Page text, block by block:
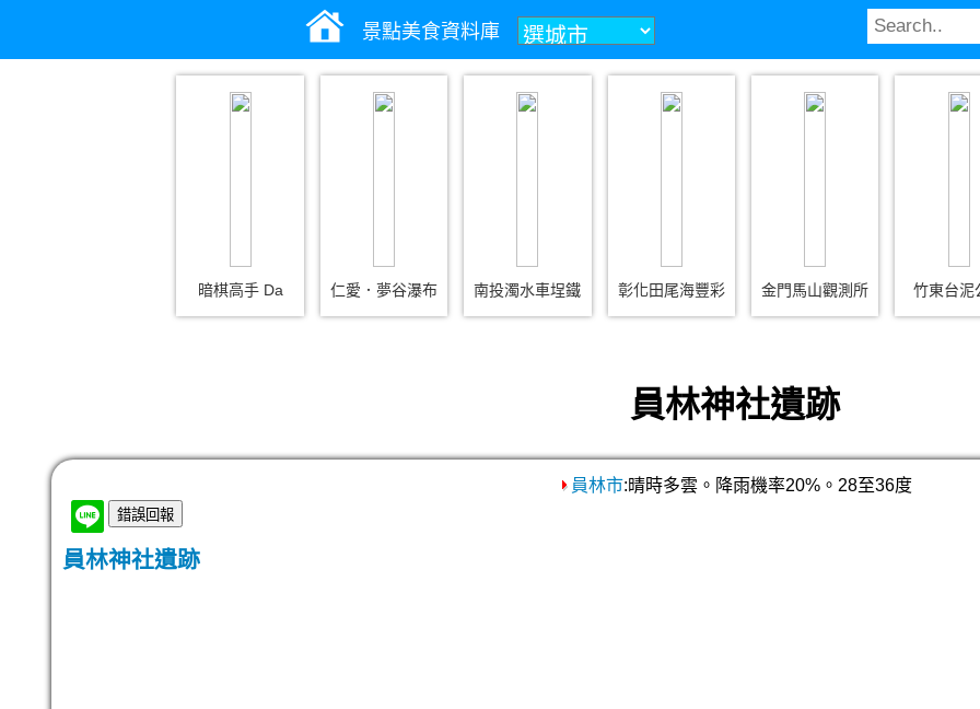
景點美食資料庫
暗棋高手 Da 仁愛．夢谷瀑布 南投濁水車埕鐵 彰化田尾海豐彩 金門馬山觀測所 竹東台泥
員林神社遺跡
員林市:晴時多雲。降雨機率20%。28至36度
員林神社遺跡